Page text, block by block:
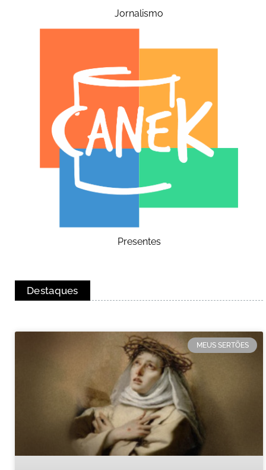
Jornalismo
Presentes
Destaques
MEUS SERTÕES